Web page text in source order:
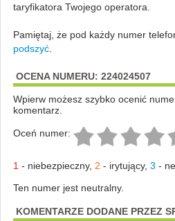
taryfikatora Twojego operatora.
Pamiętaj, że pod każdy numer
podszyć.
OCENA NUMERU: 224024507
Wpierw możesz szybko ocenić
komentarz.
Oceń numer:
1 - niebezpieczny, 2 - irytujący, 3 -
Ten numer jest neutralny.
KOMENTARZE DODANE PRZEZ